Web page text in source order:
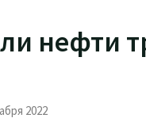
нефти
2022